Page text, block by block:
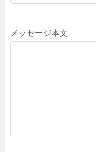
メッセージ本文